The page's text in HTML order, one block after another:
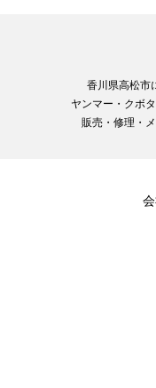
香川県高松市
ヤンマー・クボ
販売・修理・